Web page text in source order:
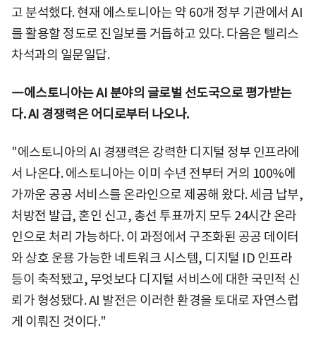
고 분석했다. 현재 에스토니아는 약 60개 정부 기관에서 AI
를 활용할 정도로 진일보를 거듭하고 있다. 다음은 텔리스
차석과의 일문일답.
―에스토니아는 AI 분야의 글로벌 선도국으로 평가받는
다. AI 경쟁력은 어디로부터 나오나.
"에스토니아의 AI 경쟁력은 강력한 디지털 정부 인프라에
서 나온다. 에스토니아는 이미 수년 전부터 거의 100%에
가까운 공공 서비스를 온라인으로 제공해 왔다. 세금 납부,
처방전 발급, 혼인 신고, 총선 투표까지 모두 24시간 온라
인으로 처리 가능하다. 이 과정에서 구조화된 공공 데이터
와 상호 운용 가능한 네트워크 시스템, 디지털 ID 인프라
등이 축적됐고, 무엇보다 디지털 서비스에 대한 국민적 신
뢰가 형성됐다. AI 발전은 이러한 환경을 토대로 자연스럽
게 이뤄진 것이다."